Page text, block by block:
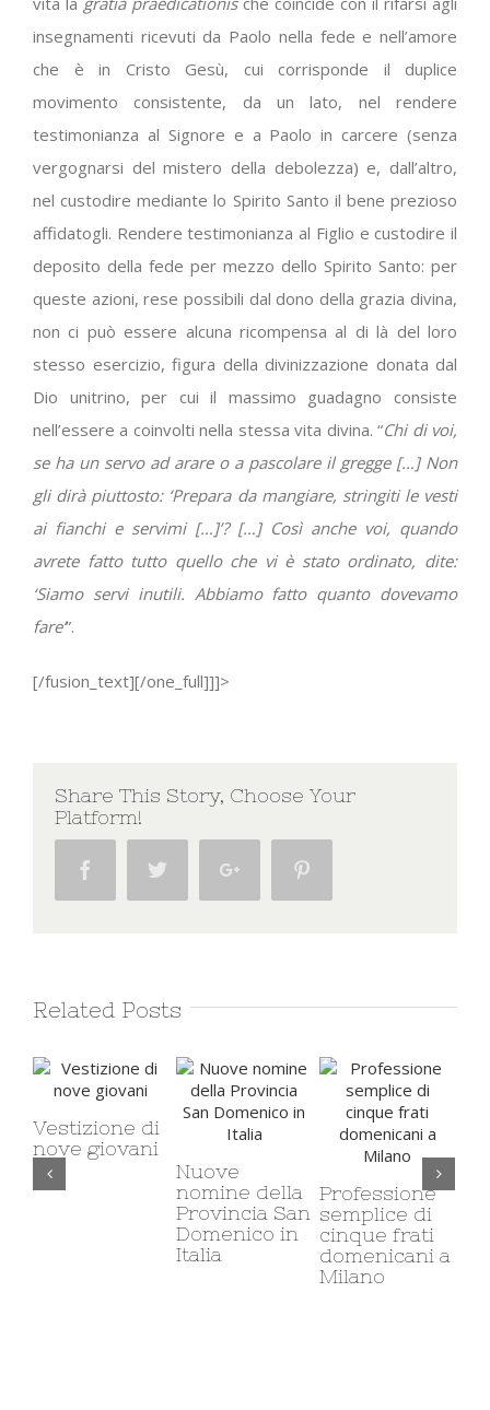
insegnamenti ricevuti da Paolo nella fede e nell’amore
che è in Cristo Gesù, cui corrisponde il duplice
movimento consistente, da un lato, nel rendere
testimonianza al Signore e a Paolo in carcere (senza
vergognarsi del mistero della debolezza) e, dall’altro,
nel custodire mediante lo Spirito Santo il bene prezioso
affidatogli. Rendere testimonianza al Figlio e custodire il
deposito della fede per mezzo dello Spirito Santo: per
queste azioni, rese possibili dal dono della grazia divina,
non ci può essere alcuna ricompensa al di là del loro
stesso esercizio, figura della divinizzazione donata dal
Dio unitrino, per cui il massimo guadagno consiste
nell’essere a coinvolti nella stessa vita divina. “Chi di voi,
se ha un servo ad arare o a pascolare il gregge […] Non
gli dirà piuttosto: ‘Prepara da mangiare, stringiti le vesti
ai fianchi e servimi […]’? […] Così anche voi, quando
avrete fatto tutto quello che vi è stato ordinato, dite:
‘Siamo servi inutili. Abbiamo fatto quanto dovevamo
fare’”.
[/fusion_text][/one_full]]]>
Share This Story, Choose Your
Platform!
Facebook Twitter Google+
Related Posts
di
nomine della
Provincia San
Domenico in
Professione
semplice di
cinque frati
domenicani a
Il carcere e
carcere
minorile:
corso di
sociale